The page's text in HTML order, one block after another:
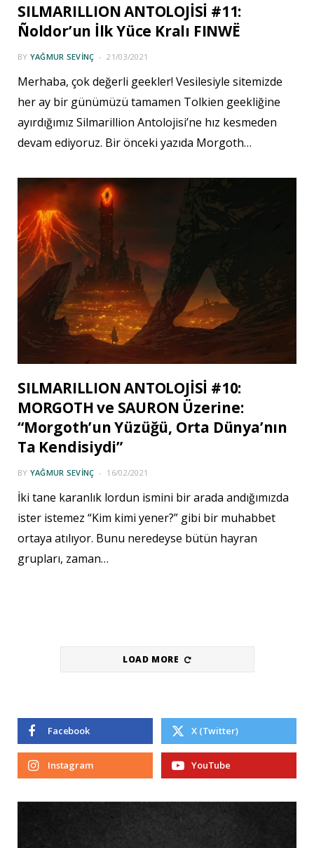
SILMARILLION ANTOLOJİSİ #11:
Ñoldor’un İlk Yüce Kralı FINWË
BY YAĞMUR SEVINÇ 21/03/2021
Merhaba, çok değerli geekler! Vesilesiyle sitemizde
her ay bir günümüzü tamamen Tolkien geekliğine
ayırdığımız Silmarillion Antolojisi’ne hız kesmeden
devam ediyoruz. Bir önceki yazıda Morgoth…
SILMARILLION ANTOLOJİSİ #10:
MORGOTH ve SAURON Üzerine:
“Morgoth’un Yüzüğü, Orta Dünya’nın
Ta Kendisiydi”
BY YAĞMUR SEVINÇ 16/02/2021
İki tane karanlık lordun ismini bir arada andığımızda
ister istemez “Kim kimi yener?” gibi bir muhabbet
ortaya atılıyor. Bunu neredeyse bütün hayran
grupları, zaman…
LOAD MORE
Facebook X (Twitter)
Instagram YouTube